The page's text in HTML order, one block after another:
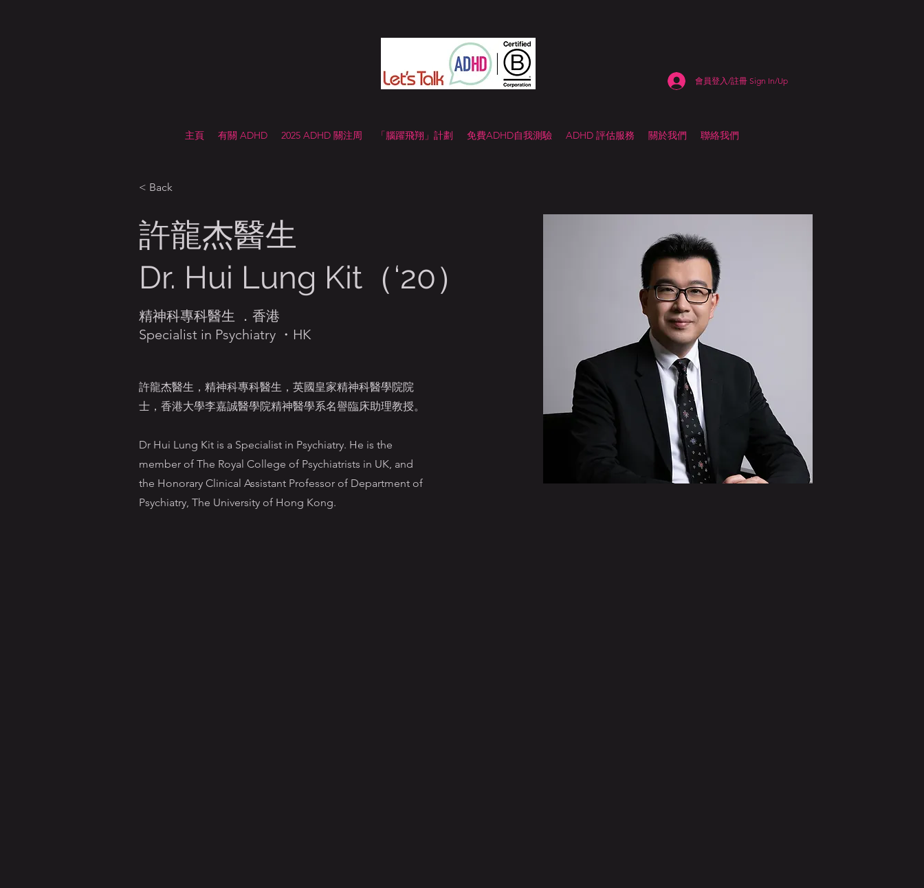
會員登入/註冊 Sign In/Up
主頁 有關 ADHD 2025 ADHD 關注周 「腦躍飛翔」計劃 免費ADHD自我測驗 ADHD 評估服務 關於我們 聯絡我們
< Back
許龍杰醫生
Dr. Hui Lung Kit（‘20）
精神科專科醫生 ．香港
Specialist in Psychiatry ・HK
許龍杰醫生，精神科專科醫生，英國皇家精神科醫學院院
士，香港大學李嘉誠醫學院精神醫學系名譽臨床助理教授。
Dr Hui Lung Kit is a Specialist in Psychiatry. He is the
member of The Royal College of Psychiatrists in UK, and
the Honorary Clinical Assistant Professor of Department of
Psychiatry, The University of Hong Kong.